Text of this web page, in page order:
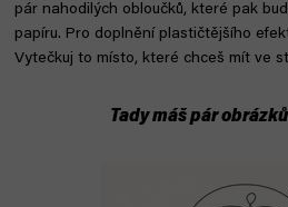
pár nahodilých obloučků, které pak
papíru. Pro doplnění plastičtějšího
Vytečkuj to místo, které chceš mít ve
Tady máš pár